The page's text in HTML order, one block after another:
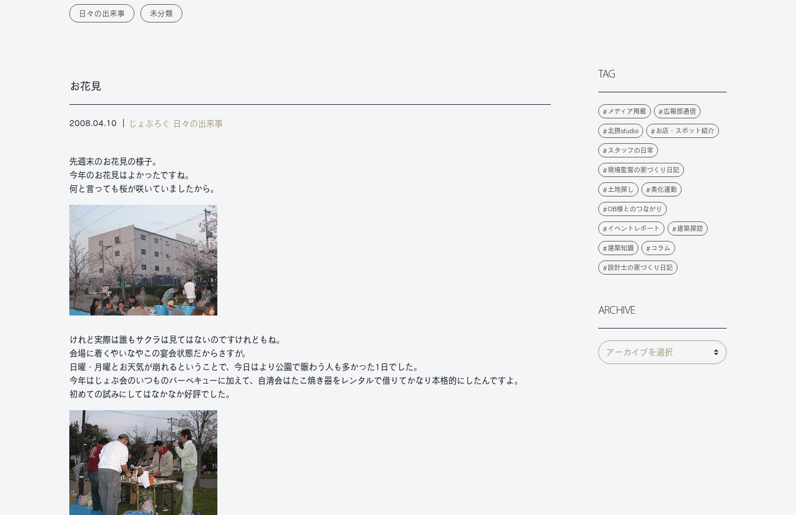
日々の出来事 未分類
お花見
2008.04.10 じょぶろぐ 日々の出来事
先週末のお花見の様子。
今年のお花見はよかったですね。
何と言っても桜が咲いていましたから。
けれど実際は誰もサクラは見てはないのですけれどもね。
会場に着くやいなやこの宴会状態だからさすが。
日曜・月曜とお天気が崩れるということで、今日はより公園で賑わう人も多かった1日でした。
今年はじょぶ会のいつものバーベキューに加えて、自清会はたこ焼き器をレンタルで借りてかなり本格的にしたんですよ。
初めての試みにしてはなかなか好評でした。
TAG
メディア掲載 広報部通信
北摂studio お店・スポット紹介
スタッフの日常
現場監督の家づくり日記
土地探し 美化運動
OB様とのつながり
イベントレポート 建築探訪
建築知識 コラム
設計士の家づくり日記
ARCHIVE